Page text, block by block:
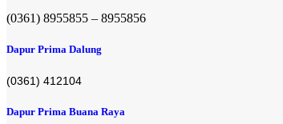
(0361) 8955855 – 8955856​
Dapur Prima Dalung
(0361) 412104
Dapur Prima Buana Raya